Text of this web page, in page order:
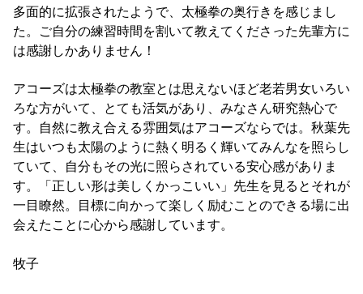
多面的に拡張されたようで、太極拳の奥行きを感じまし
た。ご自分の練習時間を割いて教えてくださった先輩方に
は感謝しかありません！
アコーズは太極拳の教室とは思えないほど老若男女いろい
ろな方がいて、とても活気があり、みなさん研究熱心で
す。自然に教え合える雰囲気はアコーズならでは。秋葉先
生はいつも太陽のように熱く明るく輝いてみんなを照らし
ていて、自分もその光に照らされている安心感がありま
す。「正しい形は美しくかっこいい」先生を見るとそれが
一目瞭然。目標に向かって楽しく励むことのできる場に出
会えたことに心から感謝しています。
牧子